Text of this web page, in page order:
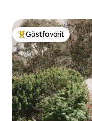
Populär gästfavorit
Gästfavorit